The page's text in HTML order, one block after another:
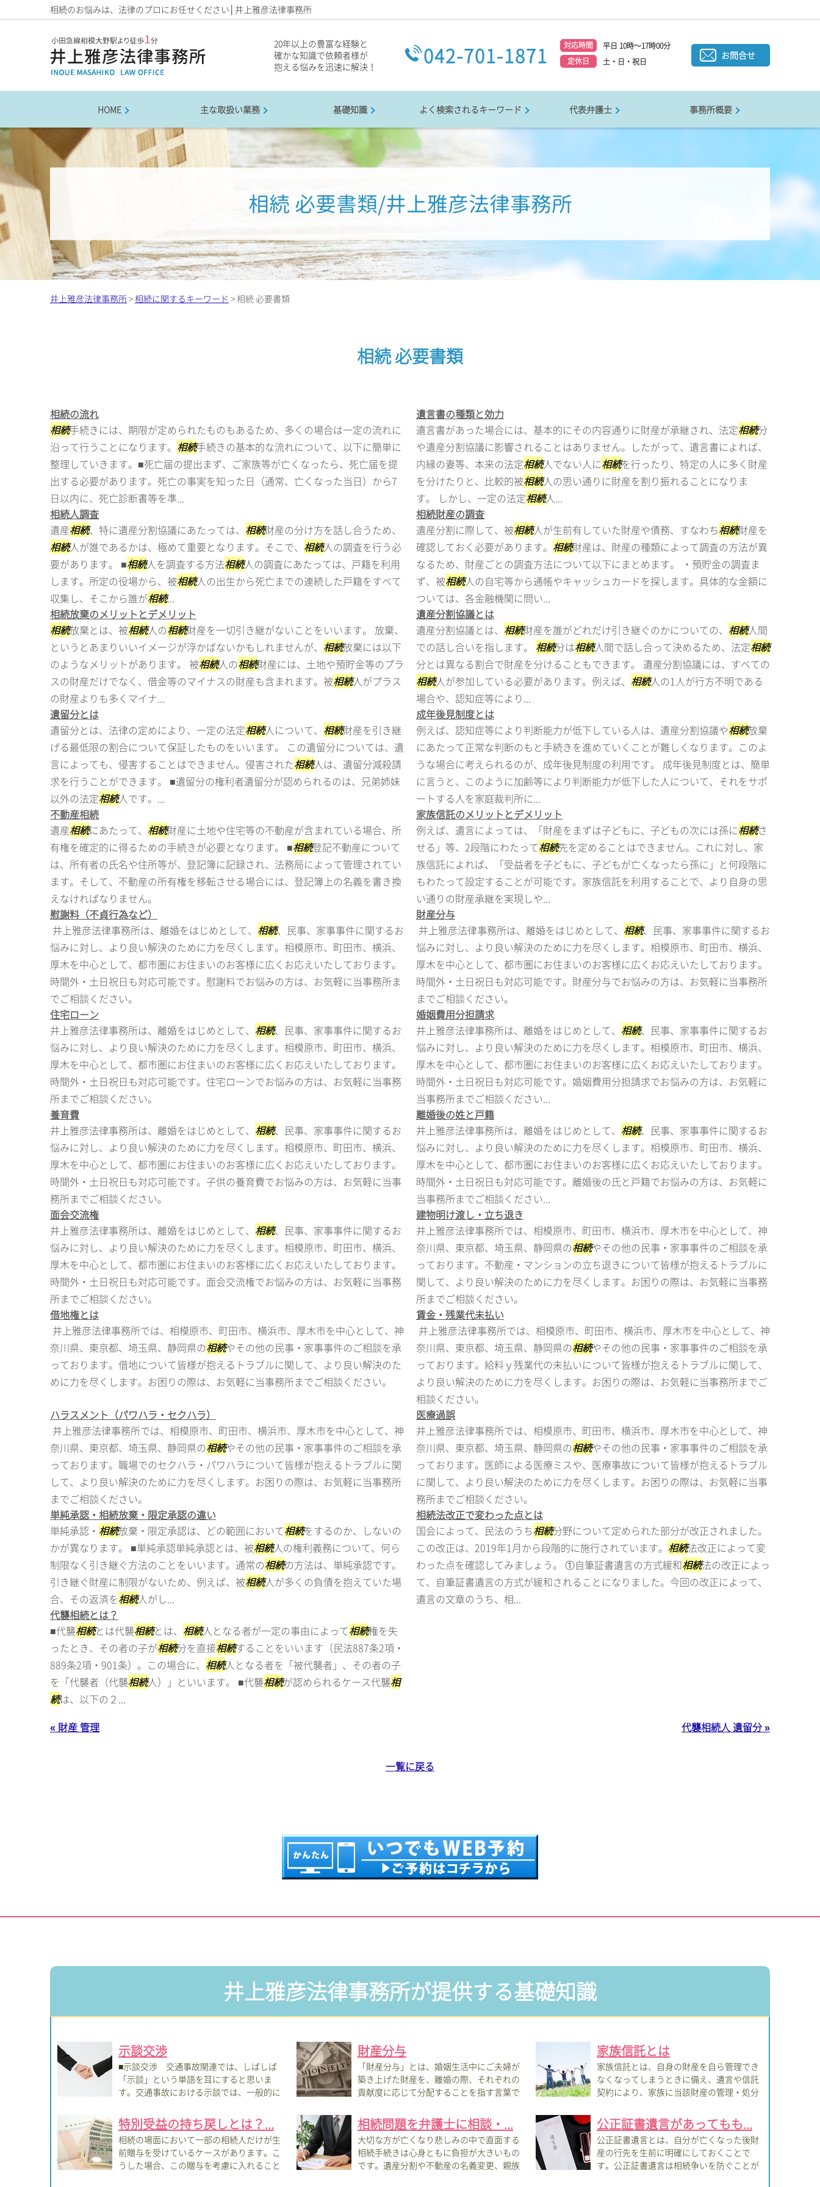
相続のお悩みは、法律のプロにお任せください│井上雅彦法律事務所
20年以上の豊富な経験と
確かな知識で依頼者様が
抱える悩みを迅速に解決！
042-701-1871 対応時間
平日 10時～17時00分
定休日
土・日・祝日
お問合せ
HOME 主な取扱い業務 基礎知識 よく検索されるキーワード 代表弁護士 事務所概要
相続 必要書類/井上雅彦法律事務所
井上雅彦法律事務所>相続に関するキーワード >相続 必要書類
相続 必要書類
相続の流れ
相続手続きには、期限が定められたものもあるため、多くの場合は一定の流れに
沿って行うことになります。 相続手続きの基本的な流れについて、以下に簡単に
整理していきます。■死亡届の提出まず、ご家族等が亡くなったら、死亡届を提
出する必要があります。死亡の事実を知った日（通常、亡くなった当日）から7
日以内に、死亡診断書等を準...
遺言書の種類と効力
遺言書があった場合には、基本的にその内容通りに財産が承継され、法定相続分
や遺産分割協議に影響されることはありません。したがって、遺言書によれば、
内縁の妻等、本来の法定相続人でない人に相続を行ったり、特定の人に多く財産
を分けたりと、比較的被相続人の思い通りに財産を割り振れることになりま
す。 しかし、一定の法定相続人...
相続人調査
遺産相続、特に遺産分割協議にあたっては、 相続財産の分け方を話し合うため、
相続人が誰であるかは、極めて重要となります。そこで、 相続人の調査を行う必
要があります。 ■相続人を調査する方法相続人の調査にあたっては、戸籍を利用
します。所定の役場から、被相続人の出生から死亡までの連続した戸籍をすべて
収集し、そこから誰が相続...
相続財産の調査
遺産分割に際して、被相続人が生前有していた財産や債務、すなわち相続財産を
確認しておく必要があります。 相続財産は、財産の種類によって調査の方法が異
なるため、財産ごとの調査方法について以下にまとめます。 ・預貯金の調査ま
ず、被相続人の自宅等から通帳やキャッシュカードを探します。具体的な金額に
ついては、各金融機関に問い...
相続放棄のメリットとデメリット
相続放棄とは、被相続人の相続財産を一切引き継がないことをいいます。 放棄、
というとあまりいいイメージが浮かばないかもしれませんが、 相続放棄には以下
のようなメリットがあります。 被相続人の相続財産には、土地や預貯金等のプラ
スの財産だけでなく、借金等のマイナスの財産も含まれます。被相続人がプラス
の財産よりも多くマイナ...
遺産分割協議とは
遺産分割協議とは、 相続財産を誰がどれだけ引き継ぐのかについての、 相続人間
での話し合いを指します。 相続分は相続人間で話し合って決めるため、法定相続
分とは異なる割合で財産を分けることもできます。 遺産分割協議には、すべての
相続人が参加している必要があります。例えば、 相続人の1人が行方不明である
場合や、認知症等により...
遺留分とは
遺留分とは、法律の定めにより、一定の法定相続人について、 相続財産を引き継
げる最低限の割合について保証したものをいいます。 この遺留分については、遺
言によっても、侵害することはできません。侵害された相続人は、遺留分減殺請
求を行うことができます。 ■遺留分の権利者遺留分が認められるのは、兄弟姉妹
以外の法定相続人です。...
成年後見制度とは
例えば、認知症等により判断能力が低下している人は、遺産分割協議や相続放棄
にあたって正常な判断のもと手続きを進めていくことが難しくなります。このよ
うな場合に考えられるのが、成年後見制度の利用です。 成年後見制度とは、簡単
に言うと、このように加齢等により判断能力が低下した人について、それをサポ
ートする人を家庭裁判所に...
不動産相続
遺産相続にあたって、 相続財産に土地や住宅等の不動産が含まれている場合、所
有権を確定的に得るための手続きが必要となります。 ■相続登記不動産について
は、所有者の氏名や住所等が、登記簿に記録され、法務局によって管理されてい
ます。そして、不動産の所有権を移転させる場合には、登記簿上の名義を書き換
えなければなりません。
家族信託のメリットとデメリット
例えば、遺言によっては、「財産をまずは子どもに、子どもの次には孫に相続さ
せる」等、2段階にわたって相続先を定めることはできません。これに対し、家
族信託によれば、「受益者を子どもに、子どもが亡くなったら孫に」と何段階に
もわたって設定することが可能です。家族信託を利用することで、より自身の思
い通りの財産承継を実現しや...
慰謝料（不貞行為など）
井上雅彦法律事務所は、離婚をはじめとして、 相続、民事、家事事件に関するお
悩みに対し、より良い解決のために力を尽くします。相模原市、町田市、横浜、
厚木を中心として、都市圏にお住まいのお客様に広くお応えいたしております。
時間外・土日祝日も対応可能です。慰謝料でお悩みの方は、お気軽に当事務所ま
でご相談ください。
財産分与
井上雅彦法律事務所は、離婚をはじめとして、 相続、民事、家事事件に関するお
悩みに対し、より良い解決のために力を尽くします。相模原市、町田市、横浜、
厚木を中心として、都市圏にお住まいのお客様に広くお応えいたしております。
時間外・土日祝日も対応可能です。財産分与でお悩みの方は、お気軽に当事務所
までご相談ください。
住宅ローン
井上雅彦法律事務所は、離婚をはじめとして、 相続、民事、家事事件に関するお
悩みに対し、より良い解決のために力を尽くします。相模原市、町田市、横浜、
厚木を中心として、都市圏にお住まいのお客様に広くお応えいたしております。
時間外・土日祝日も対応可能です。住宅ローンでお悩みの方は、お気軽に当事務
所までご相談ください。
婚姻費用分担請求
井上雅彦法律事務所は、離婚をはじめとして、 相続、民事、家事事件に関するお
悩みに対し、より良い解決のために力を尽くします。相模原市、町田市、横浜、
厚木を中心として、都市圏にお住まいのお客様に広くお応えいたしております。
時間外・土日祝日も対応可能です。婚姻費用分担請求でお悩みの方は、お気軽に
当事務所までご相談ください...
養育費
井上雅彦法律事務所は、離婚をはじめとして、 相続、民事、家事事件に関するお
悩みに対し、より良い解決のために力を尽くします。相模原市、町田市、横浜、
厚木を中心として、都市圏にお住まいのお客様に広くお応えいたしております。
時間外・土日祝日も対応可能です。子供の養育費でお悩みの方は、お気軽に当事
務所までご相談ください。
離婚後の姓と戸籍
井上雅彦法律事務所は、離婚をはじめとして、 相続、民事、家事事件に関するお
悩みに対し、より良い解決のために力を尽くします。相模原市、町田市、横浜、
厚木を中心として、都市圏にお住まいのお客様に広くお応えいたしております。
時間外・土日祝日も対応可能です。離婚後の氏と戸籍でお悩みの方は、お気軽に
当事務所までご相談ください...
面会交流権
井上雅彦法律事務所は、離婚をはじめとして、 相続、民事、家事事件に関するお
悩みに対し、より良い解決のために力を尽くします。相模原市、町田市、横浜、
厚木を中心として、都市圏にお住まいのお客様に広くお応えいたしております。
時間外・土日祝日も対応可能です。面会交流権でお悩みの方は、お気軽に当事務
所までご相談ください。
建物明け渡し・立ち退き
井上雅彦法律事務所では、相模原市、町田市、横浜市、厚木市を中心として、神
奈川県、東京都、埼玉県、静岡県の相続やその他の民事・家事事件のご相談を承
っております。不動産・マンションの立ち退きについて皆様が抱えるトラブルに
関して、より良い解決のために力を尽くします。お困りの際は、お気軽に当事務
所までご相談ください。
借地権とは
井上雅彦法律事務所では、相模原市、町田市、横浜市、厚木市を中心として、神
奈川県、東京都、埼玉県、静岡県の相続やその他の民事・家事事件のご相談を承
っております。借地について皆様が抱えるトラブルに関して、より良い解決のた
めに力を尽くします。お困りの際は、お気軽に当事務所までご相談ください。
賃金・残業代未払い
井上雅彦法律事務所では、相模原市、町田市、横浜市、厚木市を中心として、神
奈川県、東京都、埼玉県、静岡県の相続やその他の民事・家事事件のご相談を承
っております。給料ｙ残業代の未払いについて皆様が抱えるトラブルに関して、
より良い解決のために力を尽くします。お困りの際は、お気軽に当事務所までご
相談ください。
ハラスメント（パワハラ・セクハラ）
井上雅彦法律事務所では、相模原市、町田市、横浜市、厚木市を中心として、神
奈川県、東京都、埼玉県、静岡県の相続やその他の民事・家事事件のご相談を承
っております。職場でのセクハラ・パワハラについて皆様が抱えるトラブルに関
して、より良い解決のために力を尽くします。お困りの際は、お気軽に当事務所
までご相談ください。
医療過誤
井上雅彦法律事務所では、相模原市、町田市、横浜市、厚木市を中心として、神
奈川県、東京都、埼玉県、静岡県の相続やその他の民事・家事事件のご相談を承
っております。医師による医療ミスや、医療事故について皆様が抱えるトラブル
に関して、より良い解決のために力を尽くします。お困りの際は、お気軽に当事
務所までご相談ください。
単純承認・相続放棄・限定承認の違い
単純承認・ 相続放棄・限定承認は、どの範囲において相続をするのか、しないの
かが異なります。 ■単純承認単純承認とは、被相続人の権利義務について、何ら
制限なく引き継ぐ方法のことをいいます。通常の相続の方法は、単純承認です。
引き継ぐ財産に制限がないため、例えば、被相続人が多くの負債を抱えていた場
合、その返済を相続人がし...
相続法改正で変わった点とは
国会によって、民法のうち相続分野について定められた部分が改正されました。
この改正は、2019年1月から段階的に施行されています。 相続法改正によって変
わった点を確認してみましょう。 ①自筆証書遺言の方式緩和相続法の改正によっ
て、自筆証書遺言の方式が緩和されることになりました。今回の改正によって、
遺言の文章のうち、相...
代襲相続とは？
■代襲相続とは代襲相続とは、 相続人となる者が一定の事由によって相続権を失
ったとき、その者の子が相続分を直接相続することをいいます（民法887条2項・
889条2項・901条）。この場合に、 相続人となる者を「被代襲者」、その者の子
を「代襲者（代襲相続人）」といいます。 ■代襲相続が認められるケース代襲相
続は、以下の２...
« 財産 管理
代襲相続人 遺留分 »
一覧に戻る
井上雅彦法律事務所が提供する基礎知識
示談交渉
■示談交渉 交通事故関連では、しばしば
「示談」という単語を耳にすると思いま
す。交通事故における示談では、一般的に
財産分与
「財産分与」とは、婚姻生活中にご夫婦が
築き上げた財産を、離婚の際、それぞれの
貢献度に応じて分配することを指す言葉で
家族信託とは
家族信託とは、自身の財産を自ら管理でき
なくなってしまうときに備え、遺言や信託
契約により、家族に当該財産の管理・処分
特別受益の持ち戻しとは？...
相続の場面において一部の相続人だけが生
前贈与を受けているケースがあります。こ
うした場合、この贈与を考慮に入れること
相続問題を弁護士に相談・...
大切な方が亡くなり悲しみの中で直面する
相続手続きは心身ともに負担が大きいもの
です。遺産分割や不動産の名義変更、親族
公正証書遺言があってもも...
公正証書遺言とは、自分が亡くなった後財
産の行先を生前に明確にしておくことで
す。公正証書遺言は相続争いを防ぐことが